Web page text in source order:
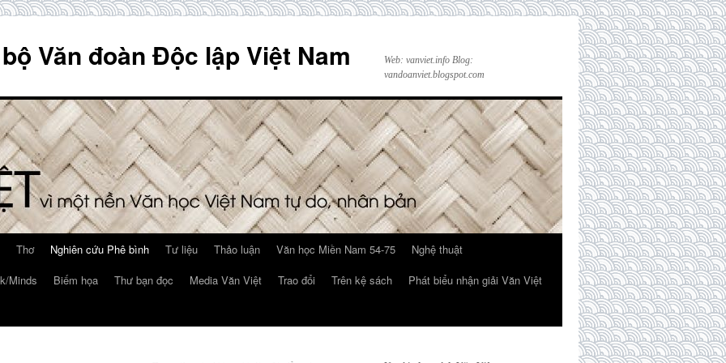
Văn đoàn Độc lập Việt Nam
Web: vanviet.info Blog:
vandoanviet.blogspot.com
Thơ Nghiên cứu Phê bình Tư liệu Thảo luận Văn học Miền Nam 54-75
Nghệ thuật
Minds Biếm họa Thư bạn đọc Media Văn Việt Trao đổi Trên kệ sách
Phát biểu nhận giải Văn Việt